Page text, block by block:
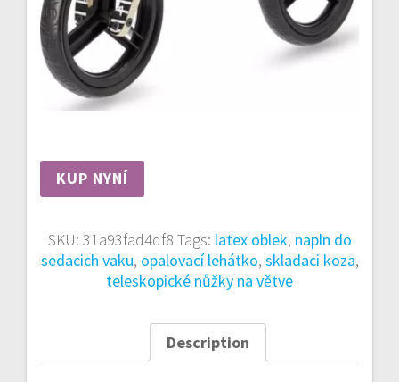
KUP NYNÍ
SKU: 31a93fad4df8 Tags: latex oblek, napln do
sedacich vaku, opalovací lehátko, skladaci koza,
teleskopické nůžky na větve
Description